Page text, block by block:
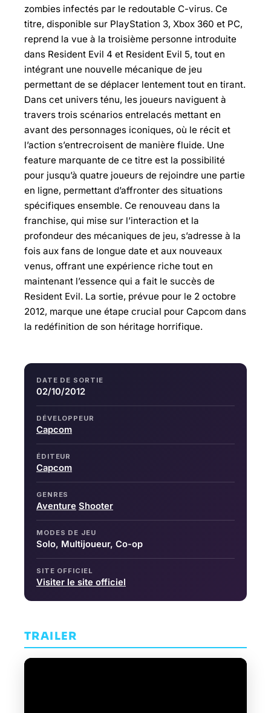
zombies infectés par le redoutable C-virus. Ce
titre, disponible sur PlayStation 3, Xbox 360 et PC,
reprend la vue à la troisième personne introduite
dans Resident Evil 4 et Resident Evil 5, tout en
intégrant une nouvelle mécanique de jeu
permettant de se déplacer lentement tout en tirant.
Dans cet univers ténu, les joueurs naviguent à
travers trois scénarios entrelacés mettant en
avant des personnages iconiques, où le récit et
l’action s’entrecroisent de manière fluide. Une
feature marquante de ce titre est la possibilité
pour jusqu’à quatre joueurs de rejoindre une partie
en ligne, permettant d’affronter des situations
spécifiques ensemble. Ce renouveau dans la
franchise, qui mise sur l’interaction et la
profondeur des mécaniques de jeu, s’adresse à la
fois aux fans de longue date et aux nouveaux
venus, offrant une expérience riche tout en
maintenant l’essence qui a fait le succès de
Resident Evil. La sortie, prévue pour le 2 octobre
2012, marque une étape crucial pour Capcom dans
la redéfinition de son héritage horrifique.
DATE DE SORTIE
02/10/2012
DÉVELOPPEUR
Capcom
ÉDITEUR
Capcom
GENRES
Aventure Shooter
MODES DE JEU
Solo, Multijoueur, Co-op
SITE OFFICIEL
Visiter le site officiel
TRAILER